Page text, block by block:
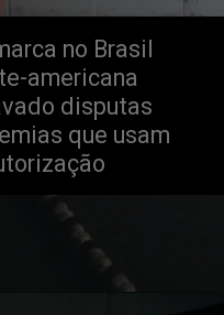
no Brasil
americana
disputas
que usam